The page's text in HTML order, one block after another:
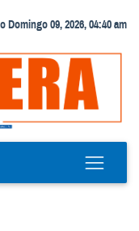
Domingo 09, 2026, 04:40 am